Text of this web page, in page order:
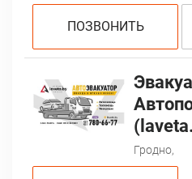
ПОЗВОНИТЬ
Гродно,